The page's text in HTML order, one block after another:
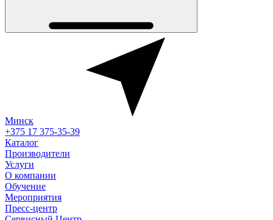
Минск
+375 17 375-35-39
Каталог
Производители
Услуги
О компании
Обучение
Мероприятия
Пресс-центр